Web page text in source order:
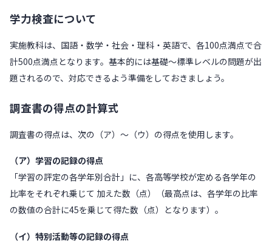
学力検査について
実施教科は、国語・数学・社会・理科・英語で、各100点満点で合
計500点満点となります。基本的には基礎～標準レベルの問題が出
題されるので、対応できるよう準備をしておきましょう。
調査書の得点の計算式
調査書の得点は、次の（ア）～（ウ）の得点を使用します。
（ア）学習の記録の得点
「学習の評定の各学年別合計」に、各高等学校が定める各学年の
比率をそれぞれ乗じて 加えた数（点）（最高点は、各学年の比率
の数値の合計に45を乗じて得た数（点）となります）。
（イ）特別活動等の記録の得点